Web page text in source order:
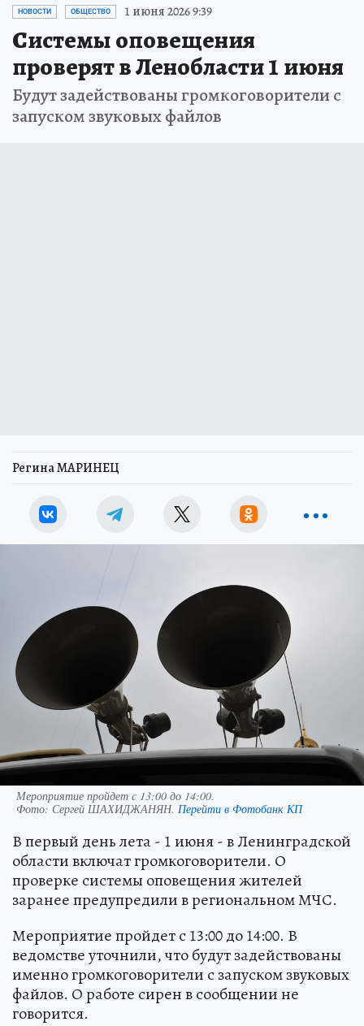
НОВОСТИ ОБЩЕСТВО 1 июня 2026 9:39
Системы оповещения
проверят в Ленобласти 1 июня
Будут задействованы громкоговорители с
запуском звуковых файлов
Регина МАРИНЕЦ
Мероприятие пройдет с 13:00 до 14:00.
Фото: Сергей ШАХИДЖАНЯН. Перейти в Фотобанк КП
В первый день лета - 1 июня - в Ленинградской
области включат громкоговорители. О
проверке системы оповещения жителей
заранее предупредили в региональном МЧС.
Мероприятие пройдет с 13:00 до 14:00. В
ведомстве уточнили, что будут задействованы
именно громкоговорители с запуском звуковых
файлов. О работе сирен в сообщении не
говорится.